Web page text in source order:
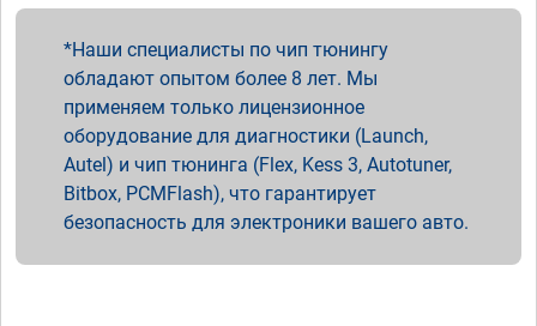
Наши специалисты по чип тюнингу
обладают опытом более 8 лет. Мы
применяем только лицензионное
оборудование для диагностики (Launch,
Autel) и чип тюнинга (Flex, Kess 3, Autotuner,
Bitbox, PCMFlash), что гарантирует
безопасность для электроники вашего авто.